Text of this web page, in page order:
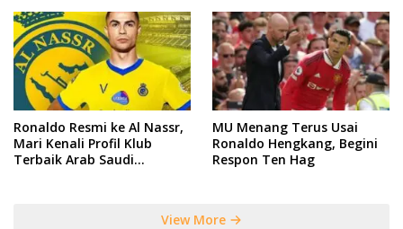
Ronaldo Resmi ke Al Nassr,
Mari Kenali Profil Klub
Terbaik Arab Saudi
MU Menang Terus Usai
Ronaldo Hengkang, Begini
Respon Ten Hag
View More